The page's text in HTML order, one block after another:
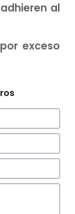
al
exceso